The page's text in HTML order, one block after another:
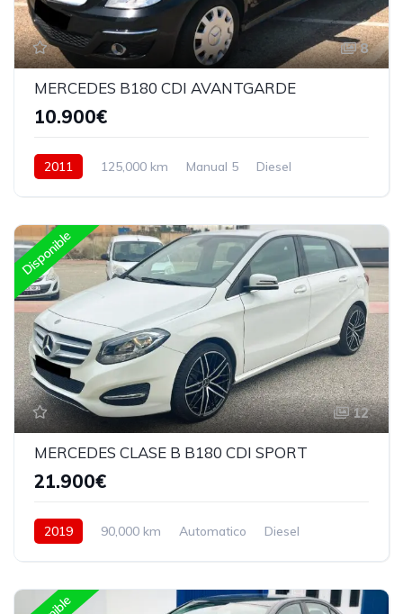
8
MERCEDES B180 CDI AVANTGARDE
10.900€
2011 125,000 km Manual 5
Diesel
Disponible
12
MERCEDES CLASE B B180 CDI SPORT
21.900€
2019 90,000 km Automatico
Diesel